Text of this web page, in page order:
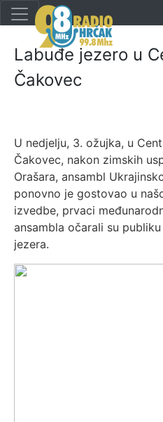
Labuđe jezero u
Čakovec
U nedjelju, 3. ožujka, u
Čakovec, nakon zimskih
Orašara, ansambl
ponovno je gostovao u
izvedbe, prvaci
ansambla očarali su
jezera.